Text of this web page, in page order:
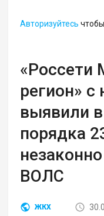
Авторизуйтесь
«Россети
регион» с
выявили
порядка
ВОЛС
ЖКХ